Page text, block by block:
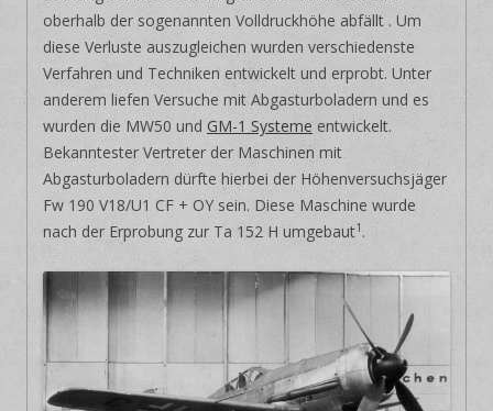
oberhalb der sogenannten Volldruckhöhe abfällt . Um
diese Verluste auszugleichen wurden verschiedenste
Verfahren und Techniken entwickelt und erprobt. Unter
anderem liefen Versuche mit Abgasturboladern und es
wurden die MW50 und GM-1 Systeme entwickelt.
Bekanntester Vertreter der Maschinen mit
Abgasturboladern dürfte hierbei der Höhenversuchsjäger
Fw 190 V18/U1 CF + OY sein. Diese Maschine wurde
nach der Erprobung zur Ta 152 H umgebaut1 .